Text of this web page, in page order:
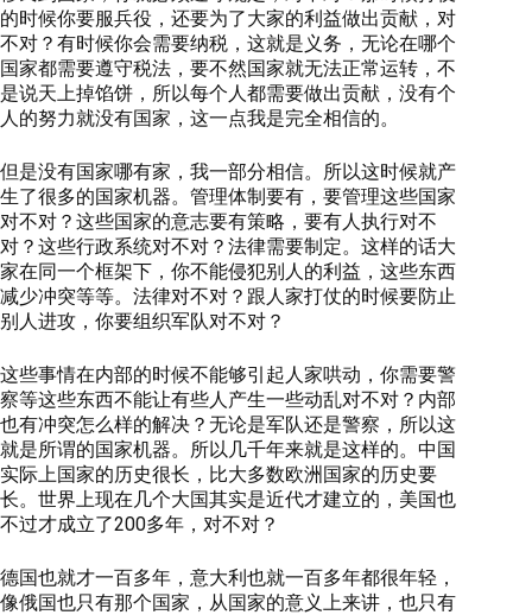
的时候你要服兵役，还要为了大家的利益做出贡献，对
不对？有时候你会需要纳税，这就是义务，无论在哪个
国家都需要遵守税法，要不然国家就无法正常运转，不
是说天上掉馅饼，所以每个人都需要做出贡献，没有个
人的努力就没有国家，这一点我是完全相信的。
但是没有国家哪有家，我一部分相信。所以这时候就产
生了很多的国家机器。管理体制要有，要管理这些国家
对不对？这些国家的意志要有策略，要有人执行对不
对？这些行政系统对不对？法律需要制定。这样的话大
家在同一个框架下，你不能侵犯别人的利益，这些东西
减少冲突等等。法律对不对？跟人家打仗的时候要防止
别人进攻，你要组织军队对不对？
这些事情在内部的时候不能够引起人家哄动，你需要警
察等这些东西不能让有些人产生一些动乱对不对？内部
也有冲突怎么样的解决？无论是军队还是警察，所以这
就是所谓的国家机器。所以几千年来就是这样的。中国
实际上国家的历史很长，比大多数欧洲国家的历史要
长。世界上现在几个大国其实是近代才建立的，美国也
不过才成立了200多年，对不对？
德国也就才一百多年，意大利也就一百多年都很年轻，
像俄国也只有那个国家，从国家的意义上来讲，也只有